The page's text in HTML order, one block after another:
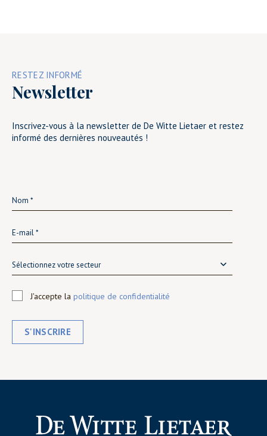
RESTEZ INFORMÉ
Newsletter
Inscrivez-vous à la newsletter de De Witte Lietaer et restez
informé des dernières nouveautés !
Sélectionnez votre secteur
J'accepte la politique de confidentialité
S'INSCRIRE